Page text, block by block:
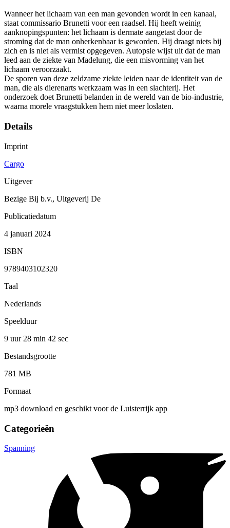
Wanneer het lichaam van een man gevonden wordt in een kanaal,
staat commissario Brunetti voor een raadsel. Hij heeft weinig
aanknopingspunten: het lichaam is dermate aangetast door de
stroming dat de man onherkenbaar is geworden. Hij draagt niets bij
zich en is niet als vermist opgegeven. Autopsie wijst uit dat de man
leed aan de ziekte van Madelung, die een misvorming van het
lichaam veroorzaakt.
De sporen van deze zeldzame ziekte leiden naar de identiteit van de
man, die als dierenarts werkzaam was in een slachterij. Het
onderzoek doet Brunetti belanden in de wereld van de bio-industrie,
waarna morele vraagstukken hem niet meer loslaten.
Details
Imprint
Cargo
Uitgever
Bezige Bij b.v., Uitgeverij De
Publicatiedatum
4 januari 2024
ISBN
9789403102320
Taal
Nederlands
Speelduur
9 uur 28 min 42 sec
Bestandsgrootte
781 MB
Formaat
mp3 download en geschikt voor de Luisterrijk app
Categorieën
Spanning